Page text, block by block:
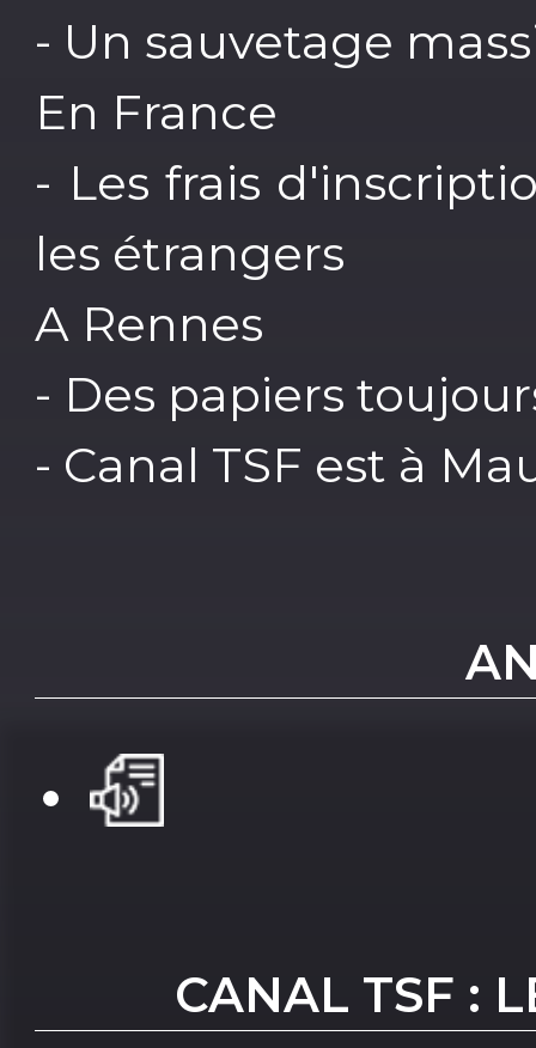
- Un sauvetage
En France
- Les frais
les étrangers
A Rennes
- Des papiers
- Canal TSF est à
CANAL TSF :